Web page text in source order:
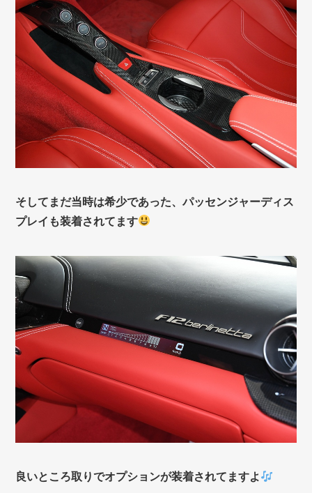
そしてまだ当時は希少であった、パッセンジャーディス
プレイも装着されてます
良いところ取りでオプションが装着されてますよ